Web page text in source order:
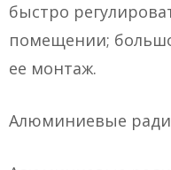
быстро
помещении;
ее монтаж.
Алюминиевые